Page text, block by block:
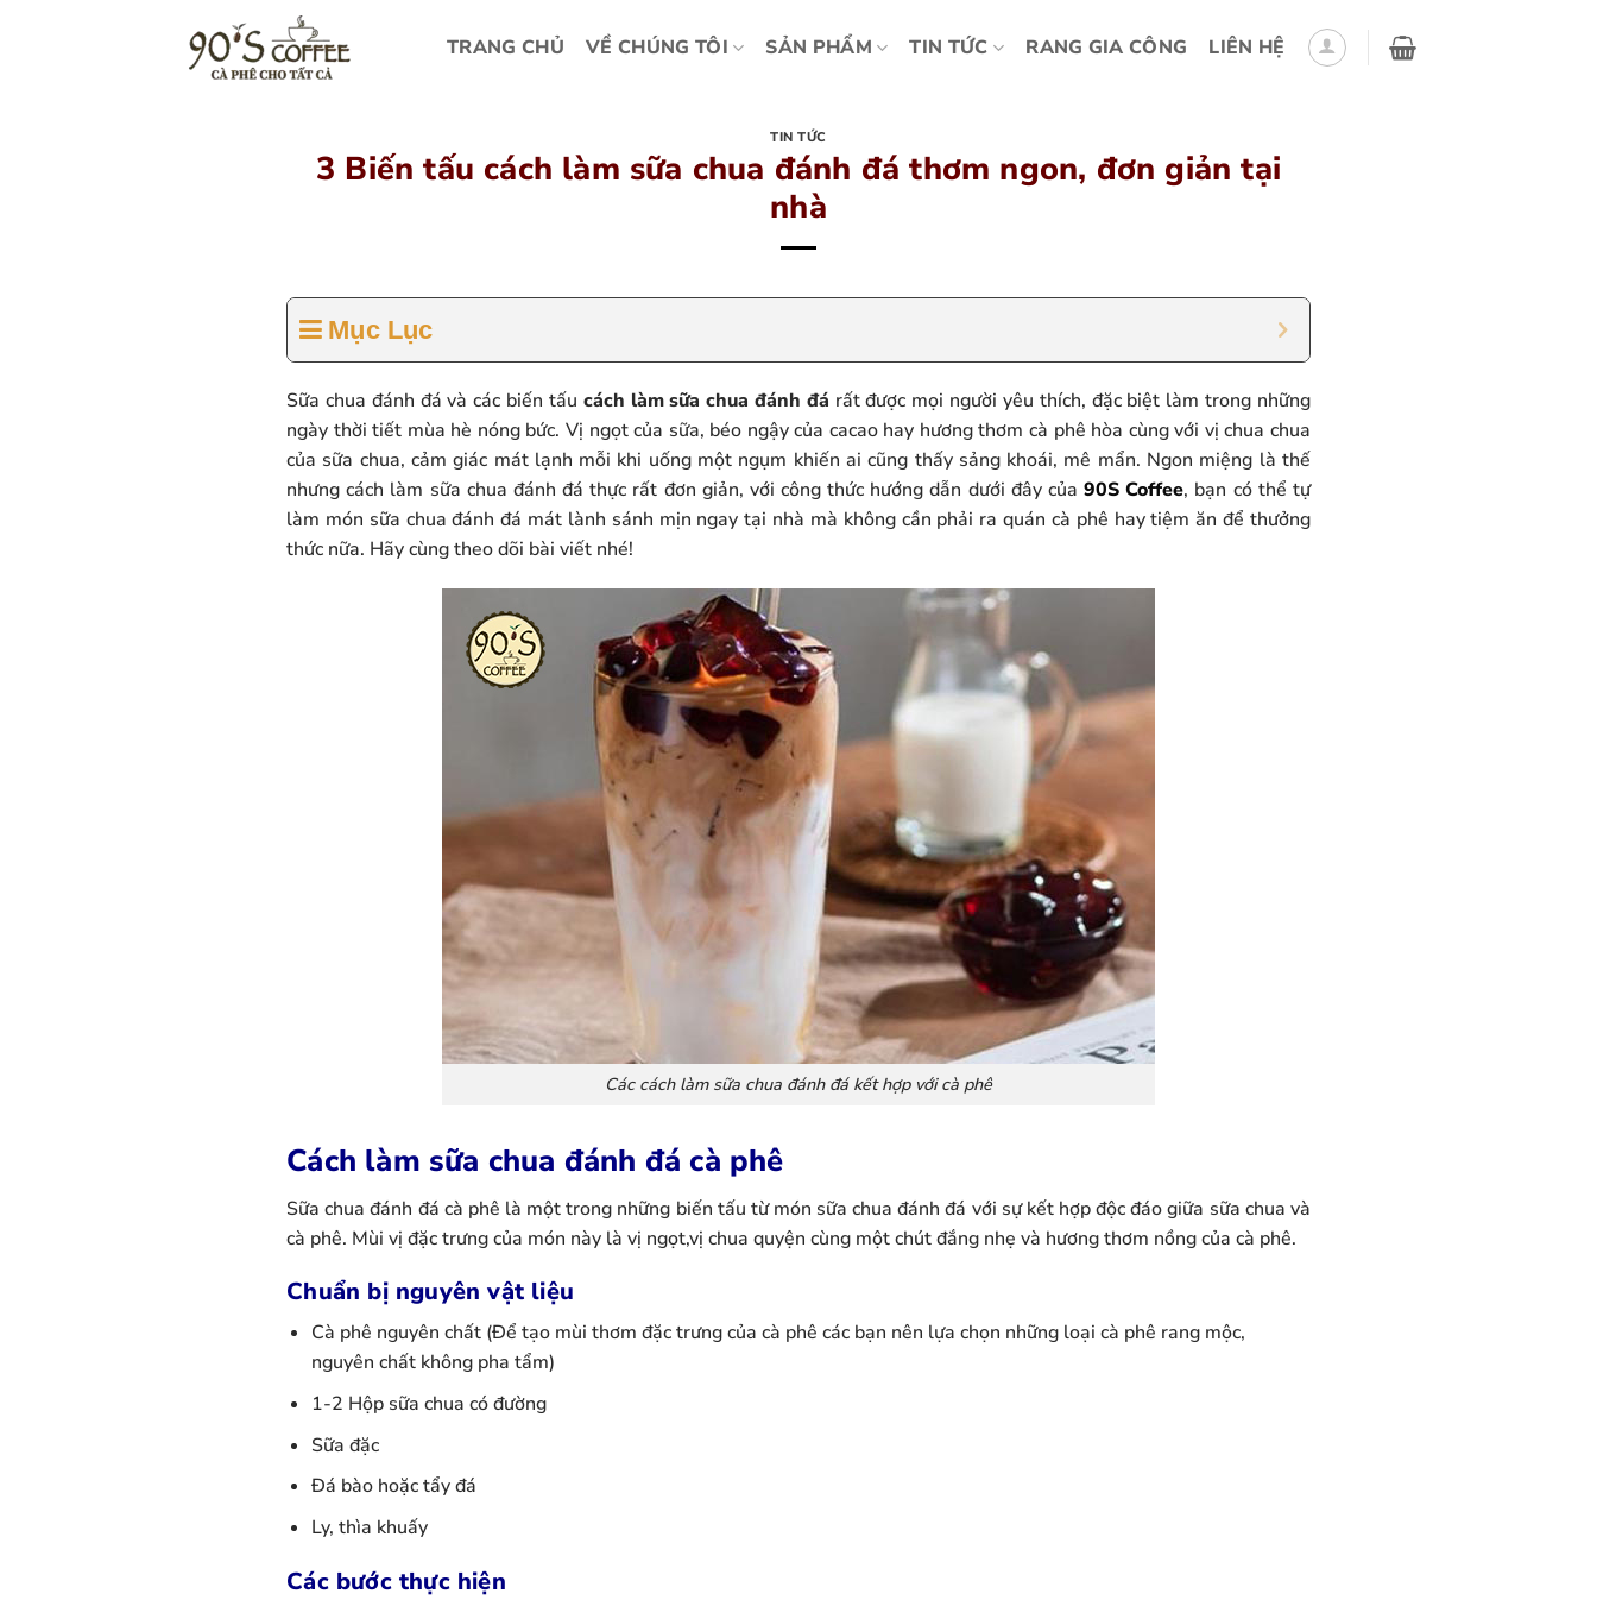
TRANG CHỦ VỀ CHÚNG TÔI SẢN PHẨM TIN TỨC RANG GIA CÔNG LIÊN HỆ
TIN TỨC
3 Biến tấu cách làm sữa chua đánh đá thơm ngon, đơn giản tại
nhà
Mục Lục
Sữa chua đánh đá và các biến tấu cách làm sữa chua đánh đá rất được mọi người yêu thích, đặc biệt làm trong những
ngày thời tiết mùa hè nóng bức. Vị ngọt của sữa, béo ngậy của cacao hay hương thơm cà phê hòa cùng với vị chua chua
của sữa chua, cảm giác mát lạnh mỗi khi uống một ngụm khiến ai cũng thấy sảng khoái, mê mẩn. Ngon miệng là thế
nhưng cách làm sữa chua đánh đá thực rất đơn giản, với công thức hướng dẫn dưới đây của90S Coffee, bạn có thể tự
làm món sữa chua đánh đá mát lành sánh mịn ngay tại nhà mà không cần phải ra quán cà phê hay tiệm ăn để thưởng
thức nữa. Hãy cùng theo dõi bài viết nhé!
Các cách làm sữa chua đánh đá kết hợp với cà phê
Cách làm sữa chua đánh đá cà phê
Sữa chua đánh đá cà phê là một trong những biến tấu từ món sữa chua đánh đá với sự kết hợp độc đáo giữa sữa chua và
cà phê. Mùi vị đặc trưng của món này là vị ngọt,vị chua quyện cùng một chút đắng nhẹ và hương thơm nồng của cà phê.
Chuẩn bị nguyên vật liệu
Cà phê nguyên chất (Để tạo mùi thơm đặc trưng của cà phê các bạn nên lựa chọn những loại cà phê rang mộc,
nguyên chất không pha tẩm)
1-2 Hộp sữa chua có đường
Sữa đặc
Đá bào hoặc tẩy đá
Ly, thìa khuấy
Các bước thực hiện